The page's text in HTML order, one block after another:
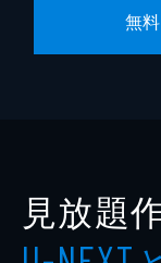
無
見放題